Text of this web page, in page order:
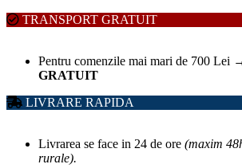
TRANSPORT GRATUIT
Pentru comenzile mai mari de 700 Lei
GRATUIT
LIVRARE RAPIDA
Livrarea se face in 24 de ore (maxim
rurale).